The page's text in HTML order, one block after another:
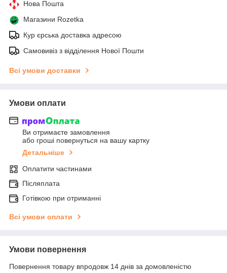
Нова Пошта
Магазини Rozetka
Кур єрська доставка адресою
Самовивіз з відділення Нової Пошти
Всі умови доставки
Умови оплати
Ви отримаєте замовлення
або гроші повернуться на вашу картку
Детальніше
Оплатити частинами
Післяплата
Готівкою при отриманні
Всі умови оплати
Умови повернення
Повернення товару впродовж 14 днів за домовленістю